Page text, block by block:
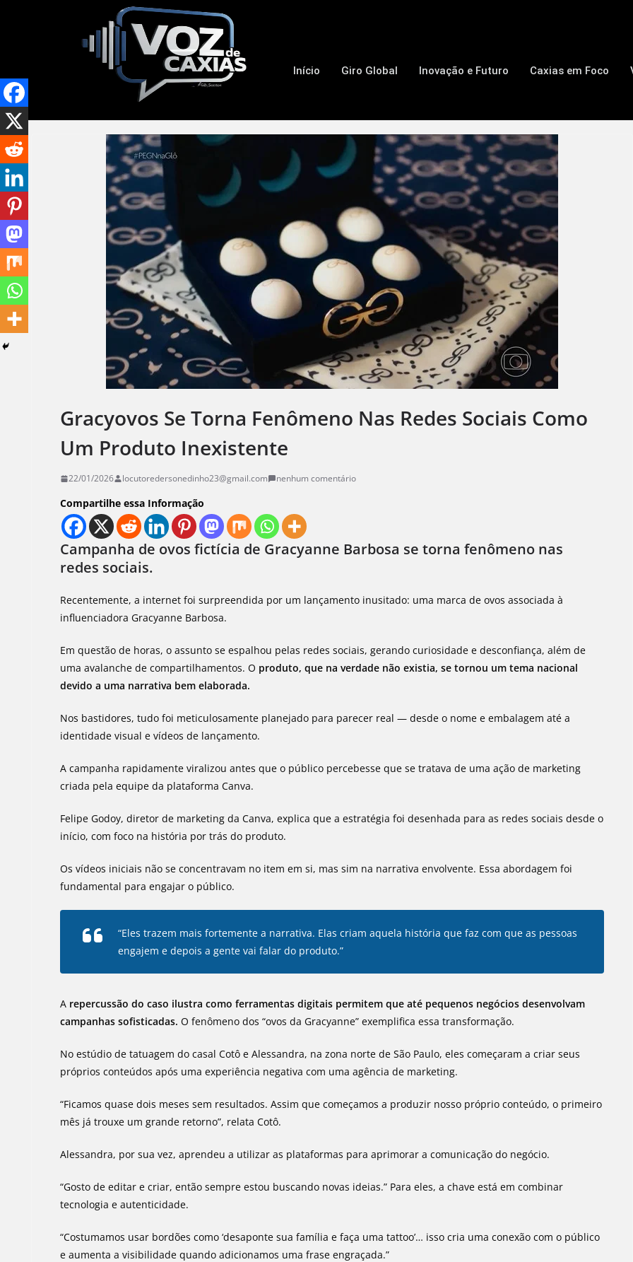
Início Giro Global Inovação e Futuro Caxias em Foco
Gracyovos Se Torna Fenômeno Nas Redes Sociais Como
Um Produto Inexistente
22/01/2026 locutoredersonedinho23@gmail.com nenhum comentário
Compartilhe essa Informação
Campanha de ovos fictícia de Gracyanne Barbosa se torna fenômeno nas
redes sociais.
Recentemente, a internet foi surpreendida por um lançamento inusitado: uma marca de ovos associada à
influenciadora Gracyanne Barbosa.
Em questão de horas, o assunto se espalhou pelas redes sociais, gerando curiosidade e desconfiança, além de
uma avalanche de compartilhamentos. O produto, que na verdade não existia, se tornou um tema nacional
devido a uma narrativa bem elaborada.
Nos bastidores, tudo foi meticulosamente planejado para parecer real — desde o nome e embalagem até a
identidade visual e vídeos de lançamento.
A campanha rapidamente viralizou antes que o público percebesse que se tratava de uma ação de marketing
criada pela equipe da plataforma Canva.
Felipe Godoy, diretor de marketing da Canva, explica que a estratégia foi desenhada para as redes sociais desde o
início, com foco na história por trás do produto.
Os vídeos iniciais não se concentravam no item em si, mas sim na narrativa envolvente. Essa abordagem foi
fundamental para engajar o público.
“Eles trazem mais fortemente a narrativa. Elas criam aquela história que faz com que as pessoas
engajem e depois a gente vai falar do produto.”
A repercussão do caso ilustra como ferramentas digitais permitem que até pequenos negócios desenvolvam
campanhas sofisticadas. O fenômeno dos “ovos da Gracyanne” exemplifica essa transformação.
No estúdio de tatuagem do casal Cotô e Alessandra, na zona norte de São Paulo, eles começaram a criar seus
próprios conteúdos após uma experiência negativa com uma agência de marketing.
“Ficamos quase dois meses sem resultados. Assim que começamos a produzir nosso próprio conteúdo, o primeiro
mês já trouxe um grande retorno”, relata Cotô.
Alessandra, por sua vez, aprendeu a utilizar as plataformas para aprimorar a comunicação do negócio.
“Gosto de editar e criar, então sempre estou buscando novas ideias.” Para eles, a chave está em combinar
tecnologia e autenticidade.
“Costumamos usar bordões como ‘desaponte sua família e faça uma tattoo’… isso cria uma conexão com o público
e aumenta a visibilidade quando adicionamos uma frase engraçada.”